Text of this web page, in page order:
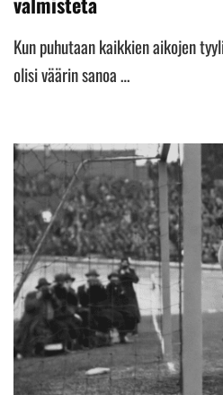
Kun puhutaan kaikkien aikojen
olisi väärin sanoa …